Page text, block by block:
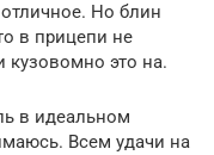
Но блин
в прицепи не
кузовомно это на.
в идеальном
Всем удачи на